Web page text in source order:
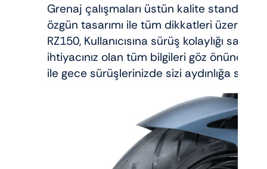
Grenaj çalışmaları üstün kalite
özgün tasarımı ile tüm dikkatleri üzerine
RZ150, Kullanıcısına sürüş kolaylığı
ihtiyacınız olan tüm bilgileri göz önünde
ile gece sürüşlerinizde sizi aydınlığa